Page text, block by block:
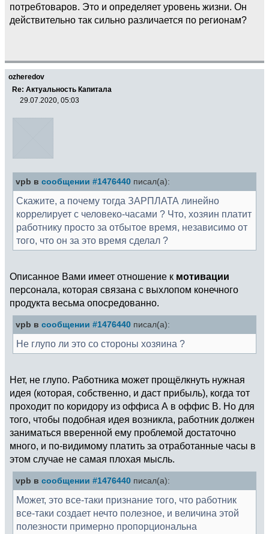
потребтоваров. Это и определяет уровень жизни. Он
действительно так сильно различается по регионам?
ozheredov
Re: Актуальность Капитала
29.07.2020, 05:03
vpb в сообщении #1476440 писал(а):
Скажите, а почему тогда ЗАРПЛАТА линейно
коррелирует с человеко-часами ? Что, хозяин платит
работнику просто за отбытое время, независимо от
того, что он за это время сделал ?
Описанное Вами имеет отношение к мотивации
персонала, которая связана с выхлопом конечного
продукта весьма опосредованно.
vpb в сообщении #1476440 писал(а):
Не глупо ли это со стороны хозяина ?
Нет, не глупо. Работника может прощёлкнуть нужная
идея (которая, собственно, и даст прибыль), когда тот
проходит по коридору из оффиса А в оффис В. Но для
того, чтобы подобная идея возникла, работник должен
заниматься вверенной ему проблемой достаточно
много, и по-видимому платить за отработанные часы в
этом случае не самая плохая мысль.
vpb в сообщении #1476440 писал(а):
Может, это все-таки признание того, что работник
все-таки создает нечто полезное, и величина этой
полезности примерно пропорциональна